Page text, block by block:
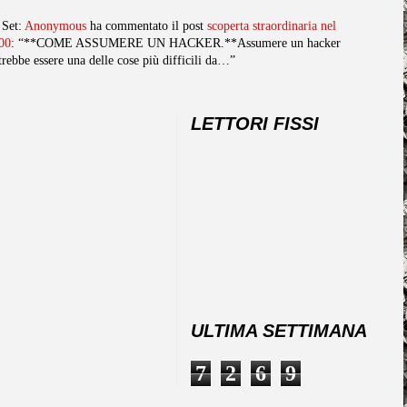
Anonymous ha commentato il post scoperta straordinaria nel
: “**COME ASSUMERE UN HACKER.**Assumere un hacker
essere una delle cose più difficili da…”
LETTORI FISSI
ULTIMA SETTIMANA
7 2 6 9